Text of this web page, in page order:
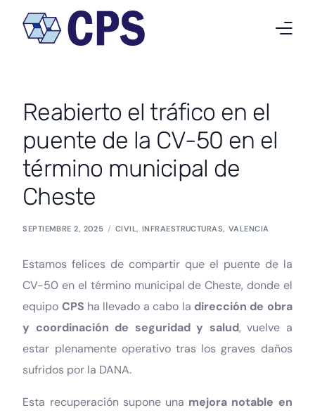
Reabierto el tráfico en el
puente de la CV-50 en el
término municipal de
Cheste
SEPTIEMBRE 2, 2025 CIVIL, INFRAESTRUCTURAS,VALENCIA
Estamos felices de compartir que el puente de la
CV-50 en el término municipal de Cheste, donde el
equipo CPS ha llevado a cabo la dirección de obra
y coordinación de seguridad y salud, vuelve a
estar plenamente operativo tras los graves daños
sufridos por la DANA.
Esta recuperación supone una mejora notable en
Qué hacemos
Proyectos
Noticias
Trabaja en CPS
Contacto
Español